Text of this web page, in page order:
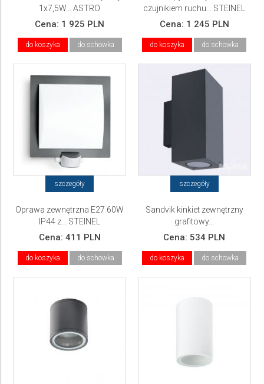
1x7,5W... ASTRO
Cena: 1 925 PLN
do koszyka do schowka
czujnikiem ruchu... STEINEL
Cena: 1 245 PLN
do koszyka do schowka
szczegóły
Oprawa zewnętrzna E27 60W
IP44 z... STEINEL
Cena: 411 PLN
do koszyka do schowka
szczegóły
Sandvik kinkiet zewnętrzny
grafitowy...
Cena: 534 PLN
do koszyka do schowka